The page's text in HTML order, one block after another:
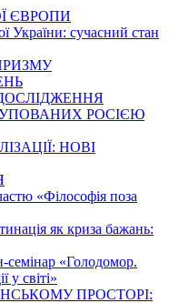
ЄВРОПИ
України: сучасний стан
РОСІЄЮ
НОВІ
«Філософія поза
як криза бажань:
«Голодомор.
у світі»
ПРОСТОРІ: